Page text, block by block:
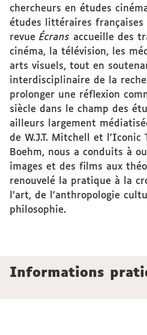
chercheurs en études
études littéraires
revue Écrans accueille des
cinéma, la télévision, les
arts visuels, tout en
interdisciplinaire de la
prolonger une réflexion
siècle dans le champ des
ailleurs largement
de W.J.T. Mitchell et
Boehm, nous a conduits à
images et des films aux
renouvelé la pratique à la
l’art, de l’anthropologie
philosophie.
Informations